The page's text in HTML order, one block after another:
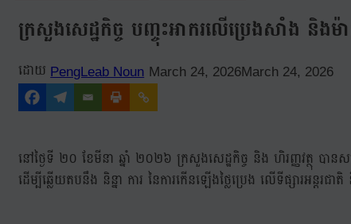
ក្រសួងសេដ្ឋកិច្ច បញ្ចុះអាករលើប្រេងសាំង និ
PengLeab Noun March 24, 2026March 24, 2026
នៅថ្ងៃទី ២០ ខែមីនា ឆ្នាំ ២០២៦ ក្រសួងសេដ្ឋកិច្ច និង ហិរញ្ញវត្ថុ បា
ដើម្បីឆ្លើយតបនឹង និន្នា ការ នៃការកើនឡើងថ្លៃប្រេង លើទីផ្សារអន្ត